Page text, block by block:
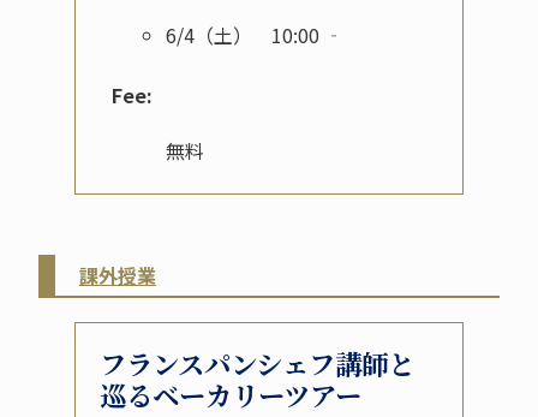
6/4（土） 10:00 ‐
Fee:
無料
課外授業
フランスパンシェフ講師と
巡るベーカリーツアー